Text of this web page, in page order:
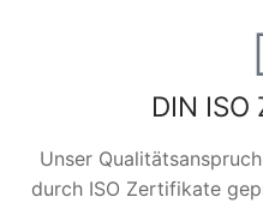
DIN
Unser
durch ISO Zertifikate